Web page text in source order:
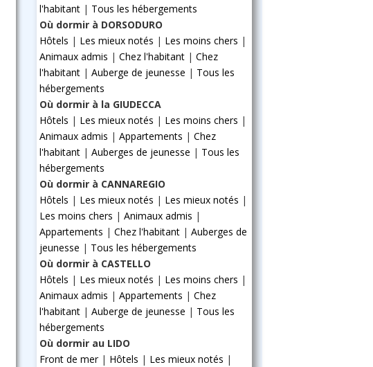
l'habitant| Tous les hébergements
Où dormir à DORSODURO
Hôtels | Les mieux notés | Les moins chers |
Animaux admis | Chez l'habitant| Chez
l'habitant| Auberge de jeunesse | Tous les
hébergements
Où dormir à la GIUDECCA
Hôtels | Les mieux notés | Les moins chers |
Animaux admis | Appartements | Chez
l'habitant| Auberges de jeunesse | Tous les
hébergements
Où dormir à CANNAREGIO
Hôtels | Les mieux notés | Les mieux notés |
Les moins chers | Animaux admis |
Appartements | Chez l'habitant| Auberges de
jeunesse | Tous les hébergements
Où dormir à CASTELLO
Hôtels | Les mieux notés | Les moins chers |
Animaux admis | Appartements | Chez
l'habitant| Auberge de jeunesse | Tous les
hébergements
Où dormir au LIDO
Front de mer| Hôtels | Les mieux notés |